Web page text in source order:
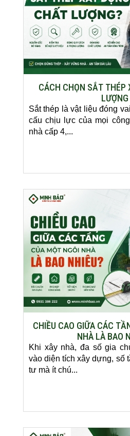
CÁCH CHỌN SẮT THÉP
LƯỢNG
Sắt thép là vật liệu đóng
cấu chịu lực của mọi
nhà cấp 4,...
CHIỀU CAO GIỮA CÁC
NHÀ LÀ BAO
Khi xây nhà, đa số gia
vào diện tích xây dựng, số
tư mà ít chú...